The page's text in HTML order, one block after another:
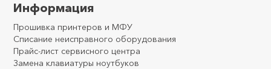
Информация
Прошивка принтеров и МФУ
Списание неисправного оборудования
Прайс-лист сервисного центра
Замена клавиатуры ноутбуков